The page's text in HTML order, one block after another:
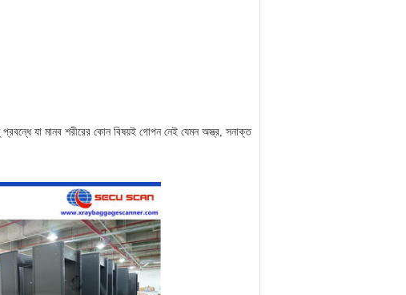
যা মানব শরীরের কোন বিষয়ই গোপন নেই যেমন অস্ত্র, সনাক্ত